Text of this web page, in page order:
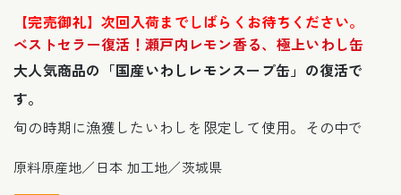
ア
を
く
【完売御礼】次回入荷までしばらくお待ちください。
ベストセラー復活！瀬戸内レモン香る、極上いわし缶
大人気商品の「国産いわしレモンスープ缶」の復活で
す。
旬の時期に漁獲したいわしを限定して使用。その中で
も、仕入・製造担当者が豊富な経験を活かし、魚体が大
原料原産地／日本 加工地／茨城県